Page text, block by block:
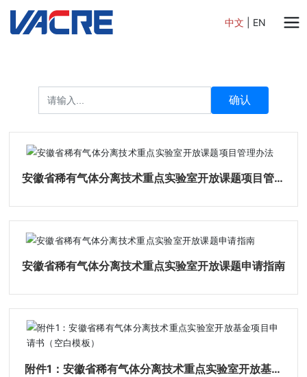
中文 EN
确认
安徽省稀有气体分离技术重点实验室开放课题项目管理
安徽省稀有气体分离技术重点实验室开放课题申请指南
附件1：安徽省稀有气体分离技术重点实验室开放基金